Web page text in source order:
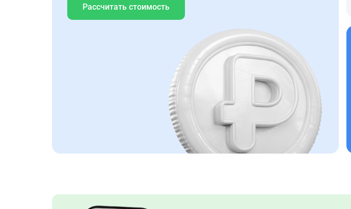
Рассчитать стоимость